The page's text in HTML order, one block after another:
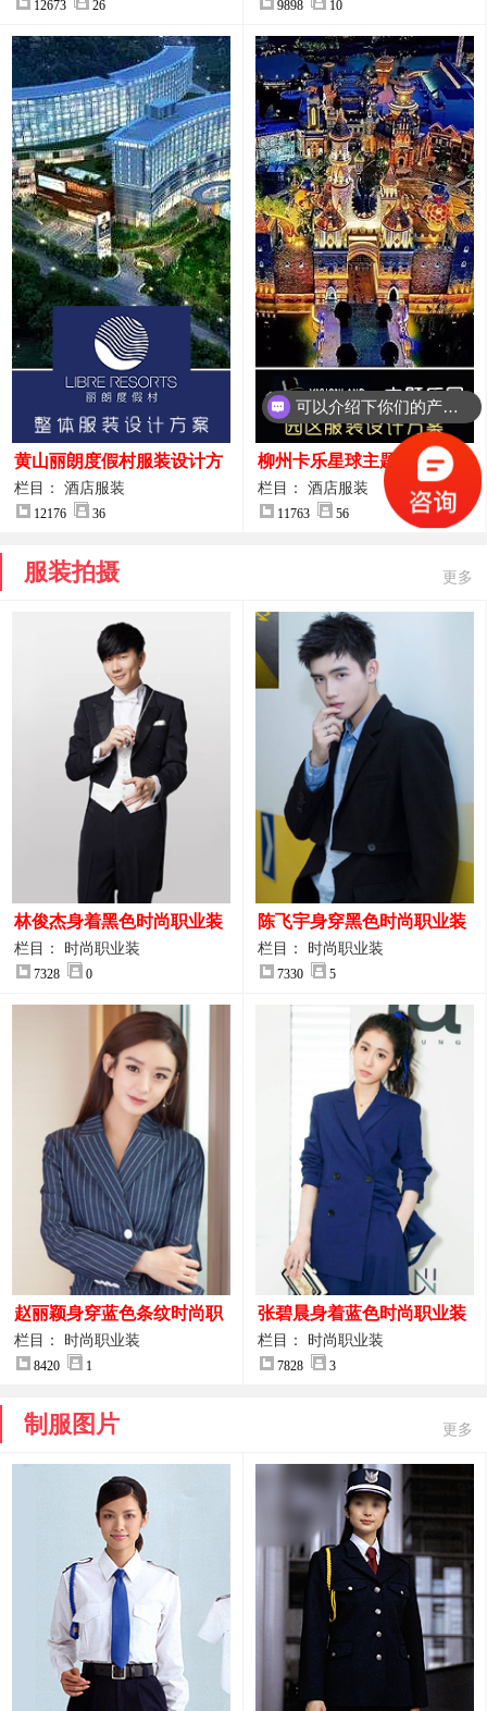
12673 26 9898 10
黄山丽朗度假村服装设计方
案
栏目： 酒店服装
12176 36
柳州卡乐星球主题乐园园区
服装设计方案
栏目： 酒店服装
11763 56
服装拍摄 更多
林俊杰身着黑色时尚职业装
制服图片
栏目： 时尚职业装
7328 0
陈飞宇身穿黑色时尚职业装
图片
栏目： 时尚职业装
7330 5
赵丽颖身穿蓝色条纹时尚职
业装图片
栏目： 时尚职业装
8420 1
张碧晨身着蓝色时尚职业装
服装图片
栏目： 时尚职业装
7828 3
制服图片 更多
可以介绍下你们的产品么？